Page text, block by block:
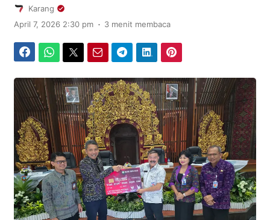
Karang
April 7, 2026 2:30 pm . 3 menit membaca